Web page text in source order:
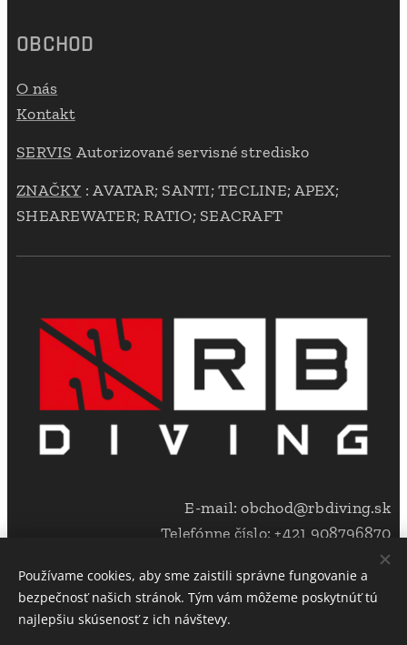
OBCHOD
O nás
Kontakt
SERVIS Autorizované servisné stredisko
ZNAČKY : AVATAR; SANTI; TECLINE; APEX;
SHEAREWATER; RATIO; SEACRAFT
E-mail: obchod@rbdiving.sk
Telefónne číslo: +421 908796870
Copyright @ RB Diving s.r.o. 2023. All rights reserved
Používame cookies, aby sme zaistili správne fungovanie a
bezpečnosť našich stránok. Tým vám môžeme poskytnúť tú
najlepšiu skúsenosť z ich návštevy.